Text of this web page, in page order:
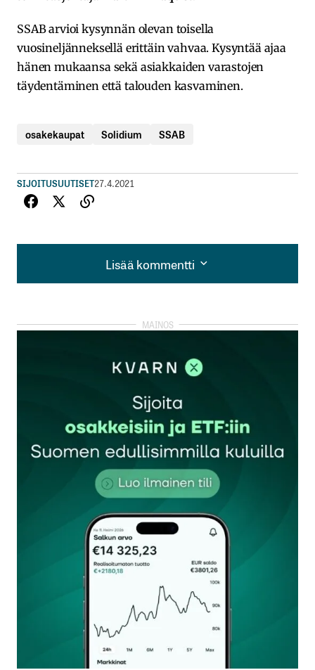
SSAB arvioi kysynnän olevan toisella
vuosineljänneksellä erittäin vahvaa. Kysyntää ajaa
hänen mukaansa sekä asiakkaiden varastojen
täydentäminen että talouden kasvaminen.
osakekaupat Solidium SSAB
SIJOITUSUUTISET27.4.2021
Lisää kommentti
Lisää kommentti
kirjautua
rekisteröityä
Sähköpostiosoitettasi ei julkaista.Pakolliset
kentät on merkitty*
Kommentti*
Nimesi tai nimimerkkisi
Sähköpostiosoitteesi